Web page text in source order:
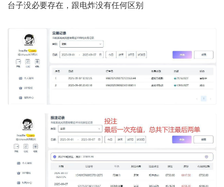
台子没必要存在，跟电炸没有任何区别